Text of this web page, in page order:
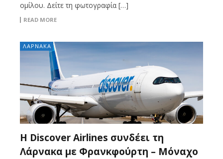
ομίλου. Δείτε τη φωτογραφία […]
READ MORE
ΛΑΡΝΑΚΑ
Η Discover Airlines συνδέει τη
Λάρνακα με Φρανκφούρτη – Μόναχο